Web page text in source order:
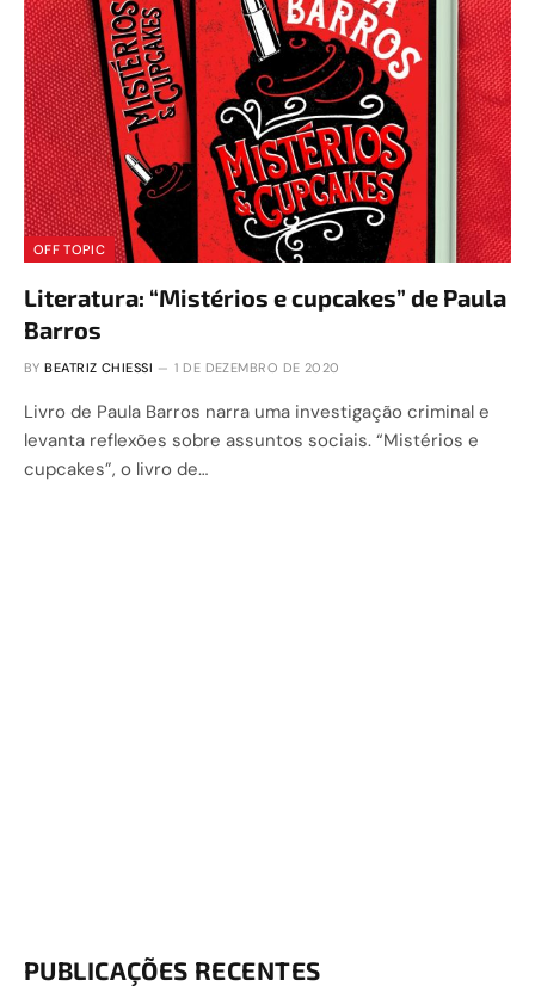
OFF TOPIC
Literatura: “Mistérios e cupcakes” de Paula
Barros
BY BEATRIZ CHIESSI 1 DE DEZEMBRO DE 2020
Livro de Paula Barros narra uma investigação criminal e
levanta reflexões sobre assuntos sociais. “Mistérios e
cupcakes”, o livro de…
PUBLICAÇÕES RECENTES